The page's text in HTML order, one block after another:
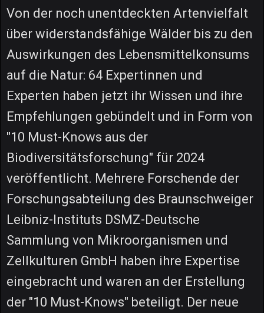
Von der noch unentdeckten Artenvielfalt
über widerstandsfähige Wälder bis zu den
Auswirkungen des Lebensmittelkonsums
auf die Natur: 64 Expertinnen und
Experten haben jetzt ihr Wissen und ihre
Empfehlungen gebündelt und in Form von
"10 Must-Knows aus der
Biodiversitätsforschung" für 2024
veröffentlicht. Mehrere Forschende der
Forschungsabteilung des Braunschweiger
Leibniz-Instituts DSMZ-Deutsche
Sammlung von Mikroorganismen und
Zellkulturen GmbH haben ihre Expertise
eingebracht und waren an der Erstellung
der "10 Must-Knows" beteiligt. Der neue